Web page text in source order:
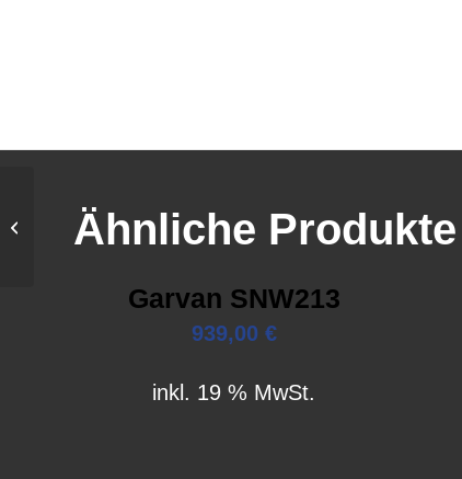
Ähnliche Produkte
Garvan SNW213
939,00 €
inkl. 19 % MwSt.
Cabasse Santorin 30-